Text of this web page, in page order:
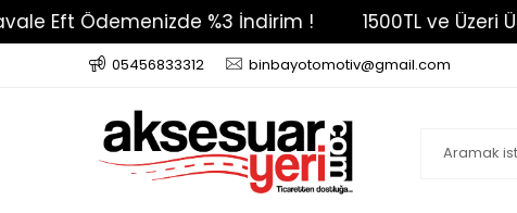
Ödemenizde %3 İndirim ! 1500TL ve Üzeri
05456833312 binbayotomotiv@gmail.com